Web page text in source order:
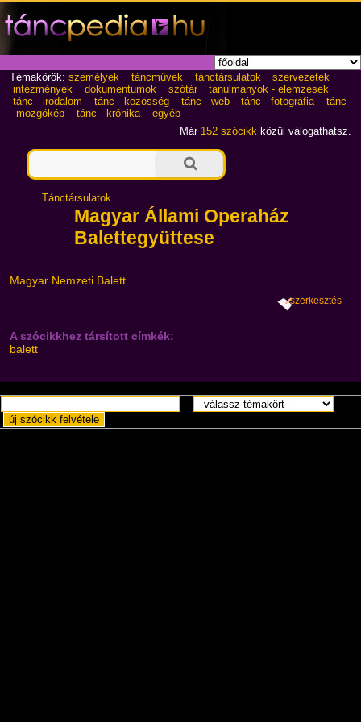
Témakörök: személyek táncművek tánctársulatok
szervezetek
intézmények
dokumentumok szótár
tanulmányok - elemzések
tánc - irodalom
tánc - közösség tánc - web tánc - fotográfia
tánc
- mozgókép
tánc - krónika
egyéb
Már 152 szócikk közül válogathatsz.
Tánctársulatok
Magyar Állami Operaház
Balettegyüttese
Magyar Nemzeti Balett
szerkesztés
A szócikkhez társított címkék:
balett